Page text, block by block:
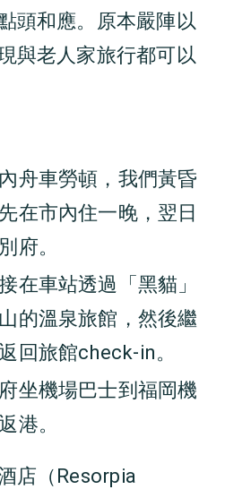
頭和應。原本嚴陣以
與老人家旅行都可以
舟車勞頓，我們黃昏
在市內住一晚，翌日
府。
在車站透過「黑貓」
的溫泉旅館，然後繼
回旅館check-in。
坐機場巴士到福岡機
港。
店（Resorpia